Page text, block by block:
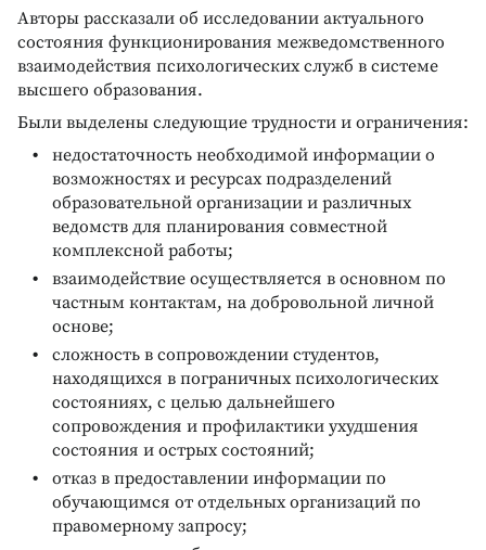
Авторы рассказали об исследовании актуального
состояния функционирования межведомственного
взаимодействия психологических служб в системе
высшего образования.
Были выделены следующие трудности и ограничения:
недостаточность необходимой информации о
возможностях и ресурсах подразделений
образовательной организации и различных
ведомств для планирования совместной
комплексной работы;
взаимодействие осуществляется в основном по
частным контактам, на добровольной личной
основе;
сложность в сопровождении студентов,
находящихся в пограничных психологических
состояниях, с целью дальнейшего
сопровождения и профилактики ухудшения
состояния и острых состояний;
отказ в предоставлении информации по
обучающимся от отдельных организаций по
правомерному запросу;